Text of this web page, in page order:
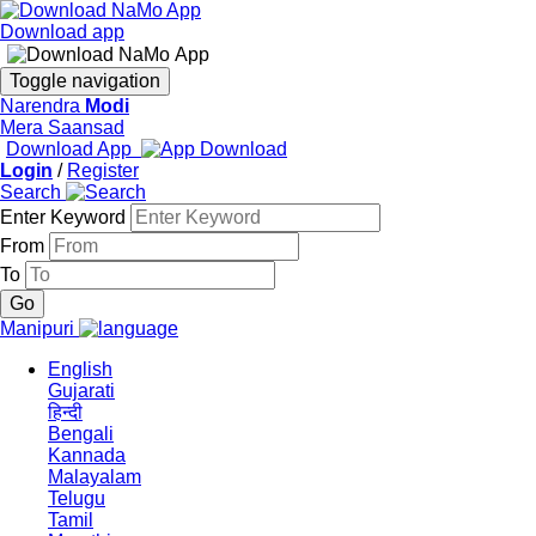
Download app
Toggle navigation
Narendra Modi
Mera Saansad
Download App
Login / Register
Search
Enter Keyword
From
To
Manipuri
English
Gujarati
हिन्दी
Bengali
Kannada
Malayalam
Telugu
Tamil